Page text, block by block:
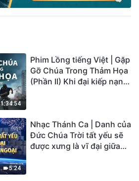
1:34:54
Phim Lồng tiếng Việt | Gặp
Gỡ Chúa Trong Thảm Họa
(Phần II) Khi đại kiếp nạn
5:24
Nhạc Thánh Ca | Danh của
Đức Chúa Trời tất yếu sẽ
được xưng là vĩ đại giữa